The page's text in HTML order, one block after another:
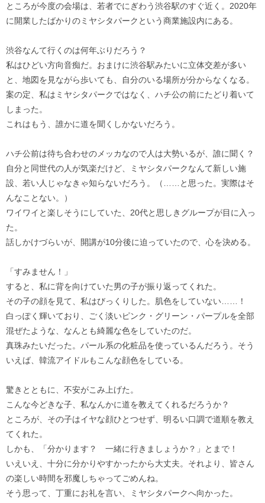
ところが今度の会場は、若者でにぎわう渋谷駅のすぐ近く。2020年
に開業したばかりのミヤシタパークという商業施設内にある。
渋谷なんて行くのは何年ぶりだろう？
私はひどい方向音痴だ。おまけに渋谷駅みたいに立体交差が多い
と、地図を見ながら歩いても、自分のいる場所が分からなくなる。
案の定、私はミヤシタパークではなく、ハチ公の前にたどり着いて
しまった。
これはもう、誰かに道を聞くしかないだろう。
ハチ公前は待ち合わせのメッカなので人は大勢いるが、誰に聞く？
自分と同世代の人が気楽だけど、ミヤシタパークなんて新しい施
設、若い人じゃなきゃ知らないだろう。（……と思った。実際はそ
んなことない。）
ワイワイと楽しそうにしていた、20代と思しきグループが目に入っ
た。
話しかけづらいが、開講が10分後に迫っていたので、心を決める。
「すみません！」
すると、私に背を向けていた男の子が振り返ってくれた。
その子の顔を見て、私はびっくりした。肌色をしていない……！
白っぽく輝いており、ごく淡いピンク・グリーン・パープルを全部
混ぜたような、なんとも綺麗な色をしていたのだ。
真珠みたいだった。パール系の化粧品を使っているんだろう。そう
いえば、韓流アイドルもこんな顔色をしている。
驚きとともに、不安がこみ上げた。
こんな今どきな子、私なんかに道を教えてくれるだろうか？
ところが、その子はイヤな顔ひとつせず、明るい口調で道順を教え
てくれた。
しかも、「分かります？ 一緒に行きましょうか？」とまで！
いえいえ、十分に分かりやすかったから大丈夫。それより、皆さん
の楽しい時間を邪魔しちゃってごめんね。
そう思って、丁重にお礼を言い、ミヤシタパークへ向かった。